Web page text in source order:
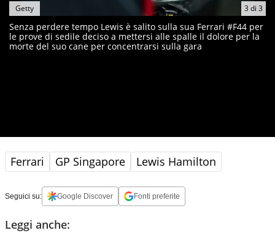
3 di 3
Getty
Senza perdere tempo Lewis è salito sulla sua Ferrari #F44 per
le prove di sedile deciso a mettersi alle spalle il dolore per la
morte del suo cane per concentrarsi sulla gara
Ferrari GP Singapore Lewis Hamilton
Seguici su: Google Discover Fonti preferite
Leggi anche: